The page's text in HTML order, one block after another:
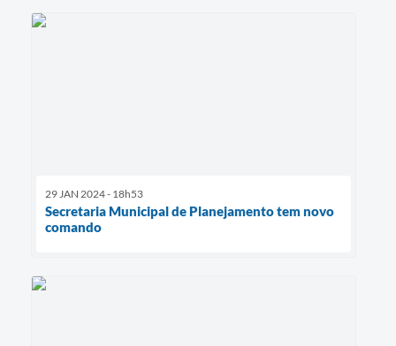
29 JAN 2024 - 18h53
Secretaria Municipal de Planejamento tem novo
comando